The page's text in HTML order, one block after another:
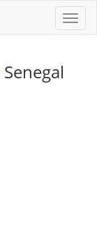
Toggle
Senegal